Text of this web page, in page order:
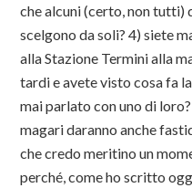
che alcuni (certo, non tutti)
scelgono da soli? 4) siete
alla Stazione Termini alla
tardi e avete visto cosa fa
mai parlato con uno di
magari daranno anche
che credo meritino un
perché, come ho scritto